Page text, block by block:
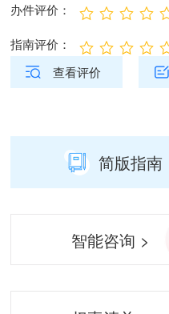
办件评价：
指南评价：
查看评价
简版指南
智能咨询 >